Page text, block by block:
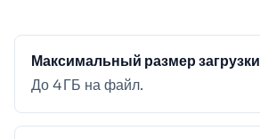
Максимальный размер загрузки
До 4 ГБ на файл.